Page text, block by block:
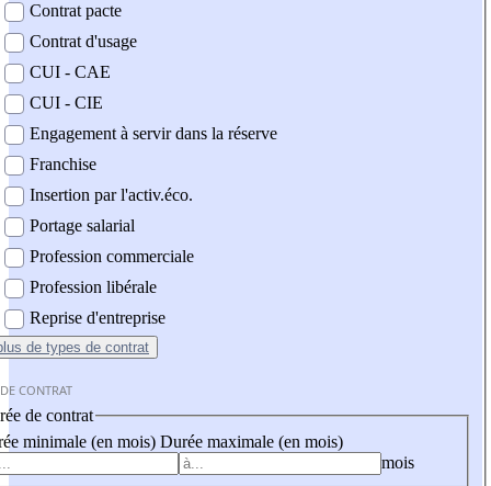
Contrat pacte
Contrat d'usage
CUI - CAE
CUI - CIE
Engagement à servir dans la réserve
Franchise
Insertion par l'activ.éco.
Portage salarial
Profession commerciale
Profession libérale
Reprise d'entreprise
de types de contrat
CONTRAT
de contrat
minimale (en mois) Durée maximale (en mois)
mois